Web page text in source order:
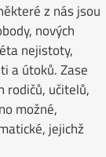
z nás jsou
nových
nejistoty,
a útoků. Zase
rodičů, učitelů,
možné,
jejichž